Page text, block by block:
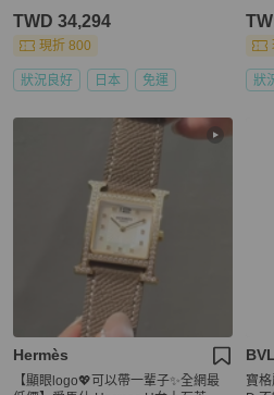
TWD 34,294
現折 800
狀況良好 日本 免運 狀
Hermès
【顯眼logo💖可以帶一輩子✨全網最
寶